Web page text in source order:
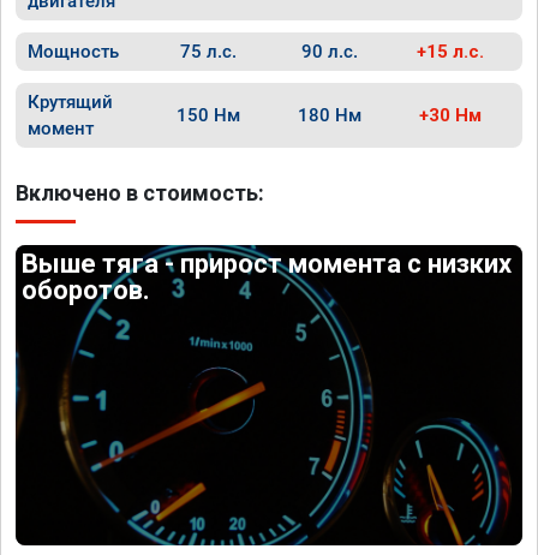
Мощность 75 л.с. 90 л.с. +15 л.с.
Крутящий
момент
150 Нм 180 Нм +30 Нм
Включено в стоимость:
Выше тяга - прирост момента с низких
оборотов.